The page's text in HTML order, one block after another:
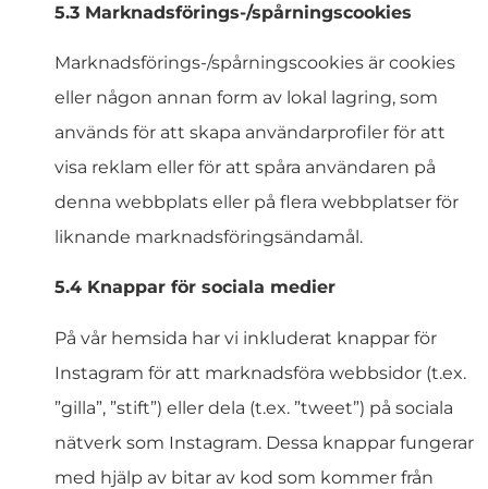
5.3 Marknadsförings-/spårningscookies
Marknadsförings-/spårningscookies är cookies
eller någon annan form av lokal lagring, som
används för att skapa användarprofiler för att
visa reklam eller för att spåra användaren på
denna webbplats eller på flera webbplatser för
liknande marknadsföringsändamål.
5.4 Knappar för sociala medier
På vår hemsida har vi inkluderat knappar för
Instagram för att marknadsföra webbsidor (t.ex.
”gilla”, ”stift”) eller dela (t.ex. ”tweet”) på sociala
nätverk som Instagram. Dessa knappar fungerar
med hjälp av bitar av kod som kommer från